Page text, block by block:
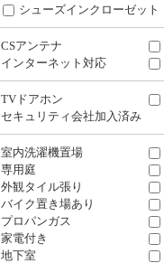
シューズインクローゼット
CSアンテナ
インターネット対応
TVドアホン
セキュリティ会社加入済み
室内洗濯機置場
専用庭
外観タイル張り
バイク置き場あり
プロパンガス
家電付き
地下室